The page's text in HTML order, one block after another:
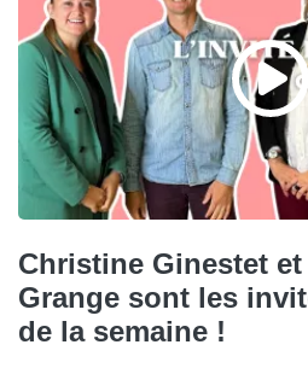
Christine Ginestet
Grange sont les
de la semaine !